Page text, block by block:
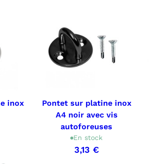
inox
Pontet sur platine inox
A4 noir avec vis
autoforeuses
En stock
3,13 €